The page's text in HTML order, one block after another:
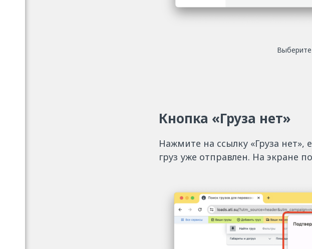
Кнопка «Груза нет»
Нажмите на ссылку «Груза нет»,
груз уже отправлен. На экране